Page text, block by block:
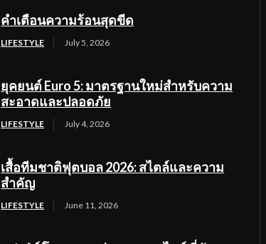
คำเตือนความร้อนสุดขีด
LIFESTYLE July 5, 2026
ยุคยนต์ Euro 5: มาตรฐานใหม่สำหรับความ
สะอาดและปลอดภัย
LIFESTYLE July 4, 2026
เสื้อทีมชาติฟุตบอล 2026: สไตล์และความ
สำคัญ
LIFESTYLE June 11, 2026